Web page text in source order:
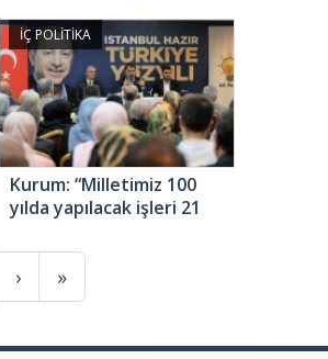
güzel örneğini
sandıklarda bunlara
verecek”
İÇ POLİTİKA
Kurum: “Milletimiz 100
yılda yapılacak işleri 21
oldu”
› »